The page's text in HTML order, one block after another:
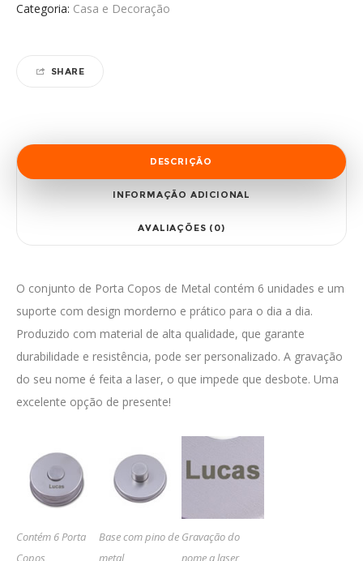
Categoria: Casa e Decoração
SHARE
DESCRIÇÃO
INFORMAÇÃO ADICIONAL
AVALIAÇÕES (0)
O conjunto de Porta Copos de Metal contém 6 unidades e um
suporte com design morderno e prático para o dia a dia.
Produzido com material de alta qualidade, que garante
durabilidade e resistência, pode ser personalizado. A gravação
do seu nome é feita a laser, o que impede que desbote. Uma
excelente opção de presente!
Contém 6 Porta
Copos
Base com pino de
metal
Gravação do
nome a laser